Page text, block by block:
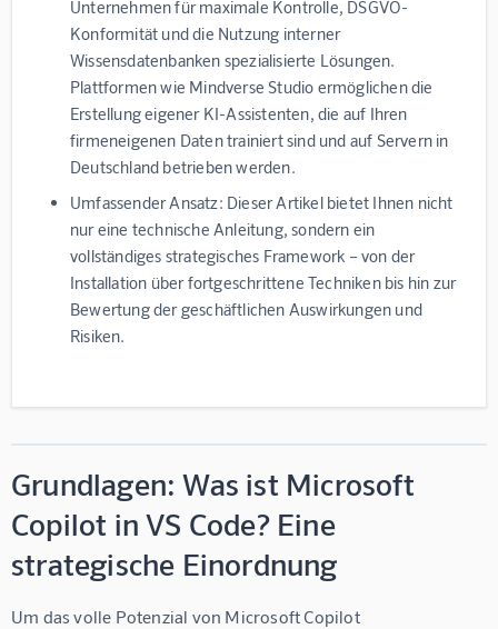
Unternehmen für maximale Kontrolle, DSGVO-
Konformität und die Nutzung interner
Wissensdatenbanken spezialisierte Lösungen.
Plattformen wie Mindverse Studio ermöglichen die
Erstellung eigener KI-Assistenten, die auf Ihren
firmeneigenen Daten trainiert sind und auf Servern in
Deutschland betrieben werden.
Umfassender Ansatz: Dieser Artikel bietet Ihnen nicht
nur eine technische Anleitung, sondern ein
vollständiges strategisches Framework – von der
Installation über fortgeschrittene Techniken bis hin zur
Bewertung der geschäftlichen Auswirkungen und
Risiken.
Grundlagen: Was ist Microsoft
Copilot in VS Code? Eine
strategische Einordnung
Um das volle Potenzial von Microsoft Copilot